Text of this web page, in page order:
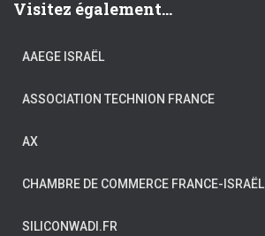
Visitez également...
AAEGE ISRAËL
ASSOCIATION TECHNION FRANCE
AX
CHAMBRE DE COMMERCE FRANCE-ISRAËL
SILICONWADI.FR